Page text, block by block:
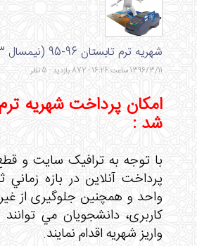
شهریه ترم تابستان 96-95 (نیمسال 953) اعلام شد.
1396/3/11 ساعت 16:26 - 872 بازدید - 5 نظر
امکان پرداخت شهریه
شد :
با توجه به ترافيک سايت و
پرداخت آنلاین در بازه
واحد و همچنین جلوگیری از
کاربری، دانشجويان مي
واريز شهريه اقدام نمایند.